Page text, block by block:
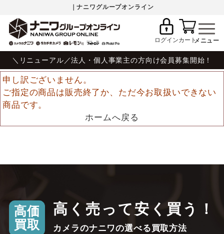
｜ナニワグループオンライン
ログインカート
＼リニューアル／法人・個人事業主の方向け会員募集開始！
申し訳ございません。
ご指定の商品は販売終了か、ただ今お取扱いできない
商品です。
ホームへ戻る
高価
買取
高く売って安く買う！
カメラのナニワの選べる買取方法